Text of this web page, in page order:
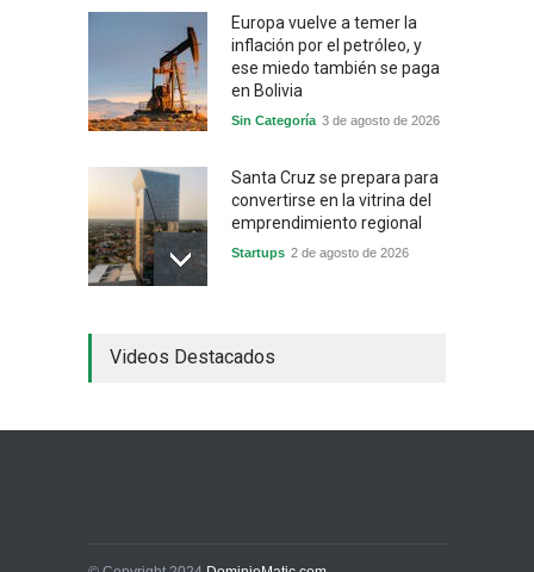
Europa vuelve a temer la
inflación por el petróleo, y
ese miedo también se paga
en Bolivia
Sin Categoría 3 de agosto de 2026
Santa Cruz se prepara para
convertirse en la vitrina del
emprendimiento regional
Startups 2 de agosto de 2026
industrial y el golpe puede
Sin Categoría 1 de agosto de 2026
Videos Destacados